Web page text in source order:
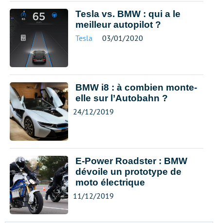
Tesla vs. BMW : qui a le
meilleur autopilot ?
Tesla 03/01/2020
BMW i8 : à combien monte-
elle sur l’Autobahn ?
24/12/2019
E-Power Roadster : BMW
dévoile un prototype de
moto électrique
11/12/2019